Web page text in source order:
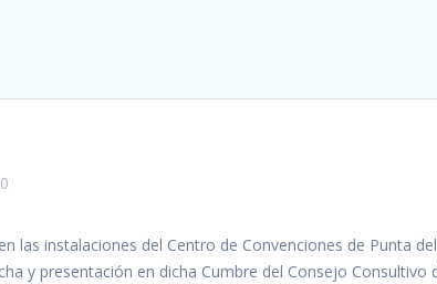
0
las instalaciones del Centro de Convenciones de Punta
y presentación en dicha Cumbre del Consejo Consultivo